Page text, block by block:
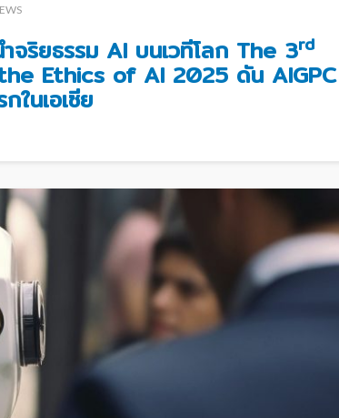
จริยธรรม AI บนเวทีโลก The 3rd
the Ethics of AI 2025 ดัน AIGPC
ในเอเซีย